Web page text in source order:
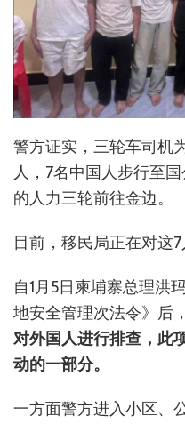
警方证实，三轮车司机
人，7名中国人步行至
的人力三轮前往金边。
目前，移民局正在对这7
自1月5日柬埔寨总理洪
地安全管理次法令》后，
对外国人进行排查，此
动的一部分。
一方面警方进入小区、